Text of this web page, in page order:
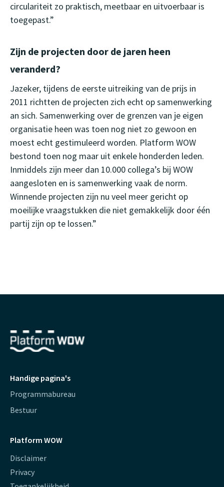
circulariteit zo praktisch, meetbaar en uitvoerbaar is
toegepast.”
Zijn de projecten door de jaren heen
veranderd?
Jazeker, tijdens de eerste uitreiking van de prijs in
2011 richtten de projecten zich echt op samenwerking
an sich. Samenwerking over de grenzen van je eigen
organisatie heen was toen nog niet zo gewoon en
moest echt gestimuleerd worden. Platform WOW
bestond toen nog maar uit enkele honderden leden.
Inmiddels zijn meer dan 10.000 collega’s bij WOW
aangesloten en is samenwerking vaak de norm.
Winnende projecten zijn nu veel meer gericht op
moeilijke vraagstukken die niet gemakkelijk door één
partij zijn op te lossen.”
Handige pagina's
Programmabureau
Bestuur
Platform WOW
Disclaimer
Privacy